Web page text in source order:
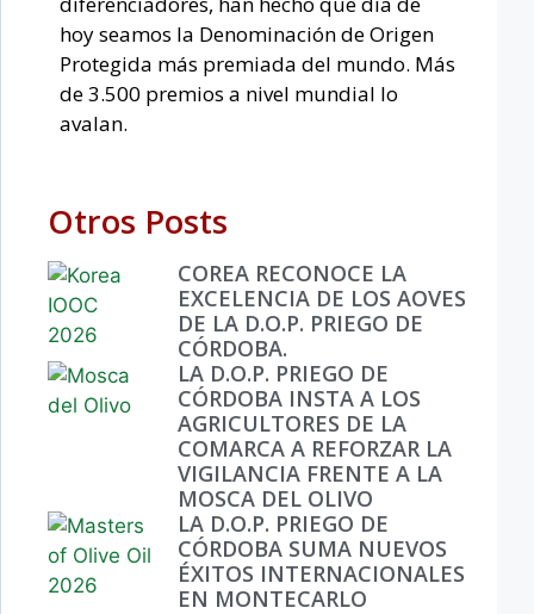
hoy seamos la Denominación de Origen
Protegida más premiada del mundo. Más
de 3.500 premios a nivel mundial lo
avalan.
Otros Posts
COREA RECONOCE LA
EXCELENCIA DE LOS AOVES
DE LA D.O.P. PRIEGO DE
CÓRDOBA.
LA D.O.P. PRIEGO DE
CÓRDOBA INSTA A LOS
AGRICULTORES DE LA
COMARCA A REFORZAR LA
VIGILANCIA FRENTE A LA
MOSCA DEL OLIVO
LA D.O.P. PRIEGO DE
CÓRDOBA SUMA NUEVOS
ÉXITOS INTERNACIONALES
EN MONTECARLO